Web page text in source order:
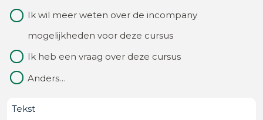
van?
(Vereist)
Waarom
contact
Ik wil meer weten over de incompany
mogelijkheden voor deze cursus
Ik heb een vraag over deze cursus
Anders…
Bericht